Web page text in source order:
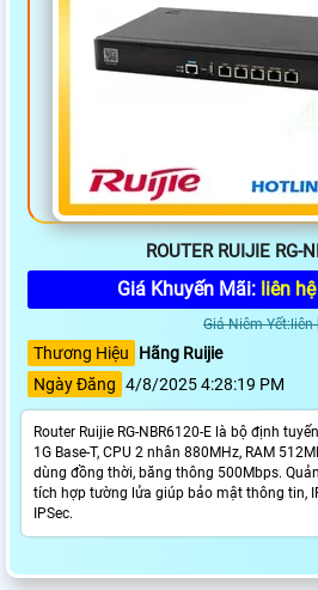
ROUTER RUIJIE RG-
Giá Khuyến Mãi: liên hệ
Giá Niêm Yết:liên
Thương Hiệu
Hãng Ruijie
Ngày Đăng 4/8/2025 4:28:19 PM
Router Ruijie RG-NBR6120-E là bộ định
1G Base-T, CPU 2 nhân 880MHz, RAM
dùng đồng thời, băng thông 500Mbps.
tích hợp tường lửa giúp bảo mật thông tin,
IPSec.